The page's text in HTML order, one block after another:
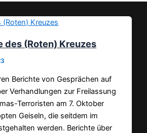
des (Roten) Kreuzes
Berichte von Gesprächen auf
Verhandlungen zur Freilassung
Terroristen am 7. Oktober
Geiseln, die seitdem im
werden. Berichte über